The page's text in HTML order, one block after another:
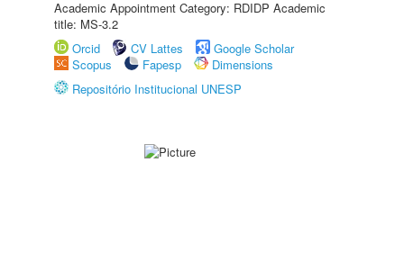
Academic Appointment Category: RDIDP Academic
title: MS-3.2
Orcid
CV Lattes
Google Scholar
Scopus
Fapesp
Dimensions
Repositório Institucional UNESP